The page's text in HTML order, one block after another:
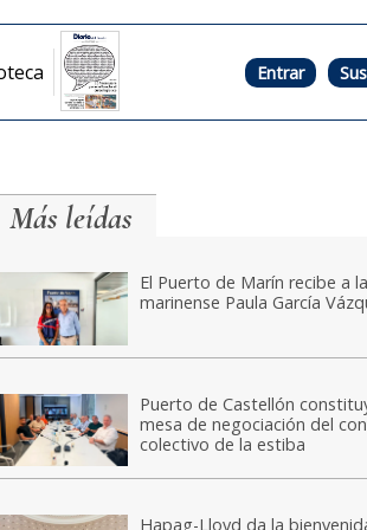
Entrar
Más leídas
El Puerto de Marín recibe a la
marinense Paula García
Puerto de Castellón
mesa de negociación del
colectivo de la estiba
Hapag-Lloyd da la